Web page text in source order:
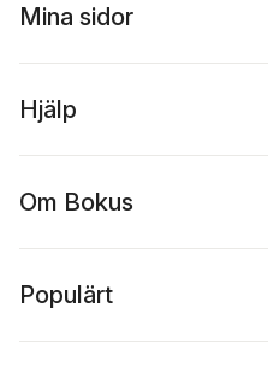
Mina sidor
Hjälp
Om Bokus
Populärt